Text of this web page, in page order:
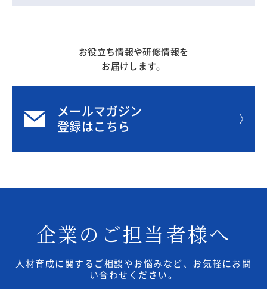
お役立ち情報や研修情報を
お届けします。
メールマガジン
登録はこちら
企業のご担当者様へ
人材育成に関するご相談やお悩みなど、お気軽にお問
い合わせください。